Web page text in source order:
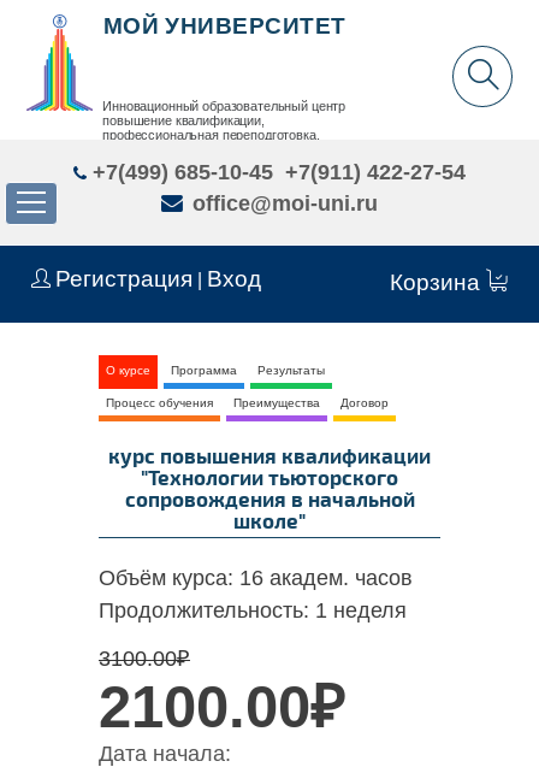
Регистрация Вход Корзина
МОЙ УНИВЕРСИТЕТ
Инновационный образовательный центр
повышение квалификации,
профессиональная переподготовка,
+7(499) 685-10-45 +7(911) 422-27-54
office@moi-uni.ru
О курсе Программа Результаты
Процесс обучения Преимущества Договор
курс повышения квалификации
"Технологии тьюторского
сопровождения в начальной
школе"
Объём курса: 16 академ. часов
Продолжительность: 1 неделя
3100.00₽
2100.00₽
Дата начала: